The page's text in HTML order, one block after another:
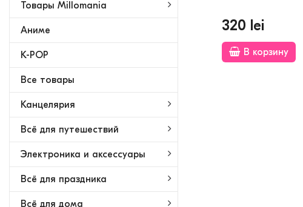
320 lei
В корзину
Товары Millomania
Аниме
K-POP
Bсе товары
Канцелярия
Всё для путешествий
Электроника и аксессуары
Всё для праздника
Всё для дома